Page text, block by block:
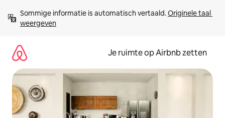
direct
naar
Sommige informatie is automatisch vertaald. Originele taal
weergeven
Je ruimte op Airbnb zetten